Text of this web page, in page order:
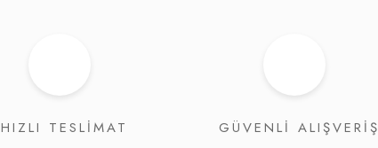
HIZLI TESLİMAT GÜVENLİ ALIŞVERİŞ